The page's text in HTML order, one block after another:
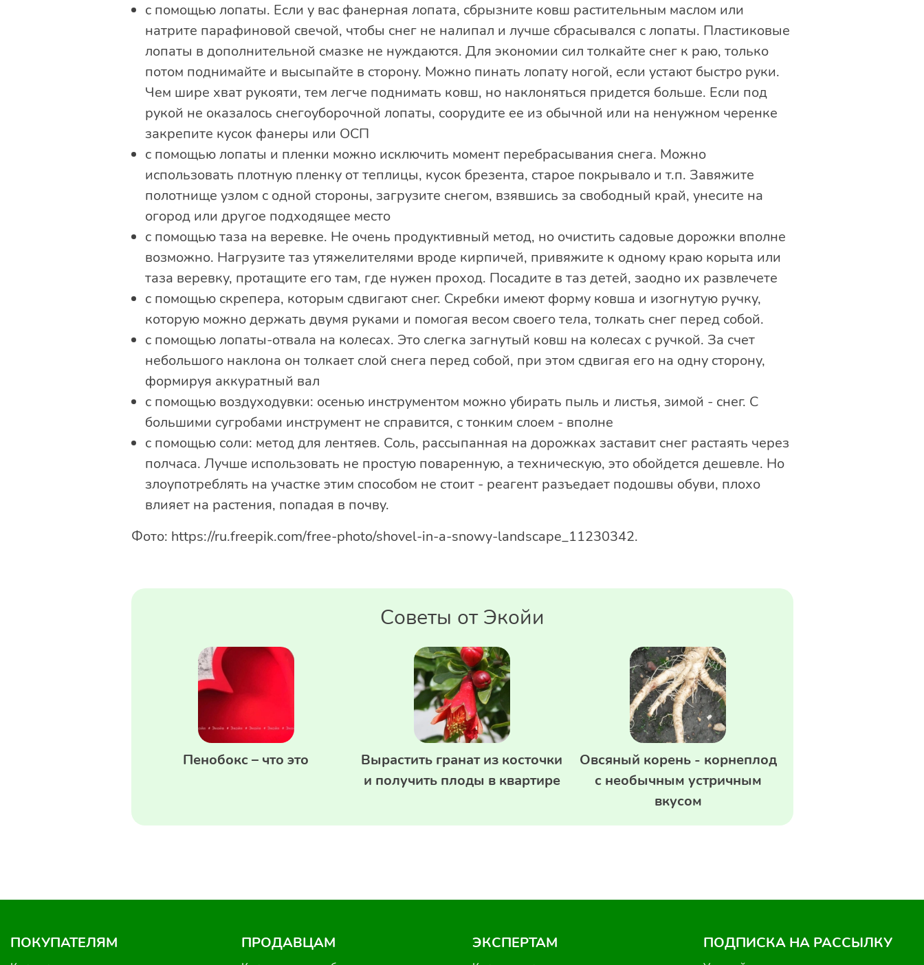
с помощью лопаты. Если у вас фанерная лопата, сбрызните ковш растительным маслом или
натрите парафиновой свечой, чтобы снег не налипал и лучше сбрасывался с лопаты. Пластиковые
лопаты в дополнительной смазке не нуждаются. Для экономии сил толкайте снег к раю, только
потом поднимайте и высыпайте в сторону. Можно пинать лопату ногой, если устают быстро руки.
Чем шире хват рукояти, тем легче поднимать ковш, но наклоняться придется больше. Если под
рукой не оказалось снегоуборочной лопаты, соорудите ее из обычной или на ненужном черенке
закрепите кусок фанеры или ОСП
с помощью лопаты и пленки можно исключить момент перебрасывания снега. Можно
использовать плотную пленку от теплицы, кусок брезента, старое покрывало и т.п. Завяжите
полотнище узлом с одной стороны, загрузите снегом, взявшись за свободный край, унесите на
огород или другое подходящее место
с помощью таза на веревке. Не очень продуктивный метод, но очистить садовые дорожки вполне
возможно. Нагрузите таз утяжелителями вроде кирпичей, привяжите к одному краю корыта или
таза веревку, протащите его там, где нужен проход. Посадите в таз детей, заодно их развлечете
с помощью скрепера, которым сдвигают снег. Скребки имеют форму ковша и изогнутую ручку,
которую можно держать двумя руками и помогая весом своего тела, толкать снег перед собой.
с помощью лопаты-отвала на колесах. Это слегка загнутый ковш на колесах с ручкой. За счет
небольшого наклона он толкает слой снега перед собой, при этом сдвигая его на одну сторону,
формируя аккуратный вал
с помощью воздуходувки: осенью инструментом можно убирать пыль и листья, зимой - снег. С
большими сугробами инструмент не справится, с тонким слоем - вполне
с помощью соли: метод для лентяев. Соль, рассыпанная на дорожках заставит снег растаять через
полчаса. Лучше использовать не простую поваренную, а техническую, это обойдется дешевле. Но
злоупотреблять на участке этим способом не стоит - реагент разъедает подошвы обуви, плохо
влияет на растения, попадая в почву.
Фото: https://ru.freepik.com/free-photo/shovel-in-a-snowy-landscape_11230342.
Советы от Экойи
Пенобокс – что это
Вырастить гранат из косточки
и получить плоды в квартире
Овсяный корень - корнеплод
с необычным устричным
вкусом
ПОКУПАТЕЛЯМ ПРОДАВЦАМ ЭКСПЕРТАМ ПОДПИСКА НА РАССЫЛКУ